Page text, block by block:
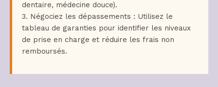
dentaire, médecine douce).
3. Négociez les dépassements : Utilisez le
tableau de garanties pour identifier les niveaux
de prise en charge et réduire les frais non
remboursés.